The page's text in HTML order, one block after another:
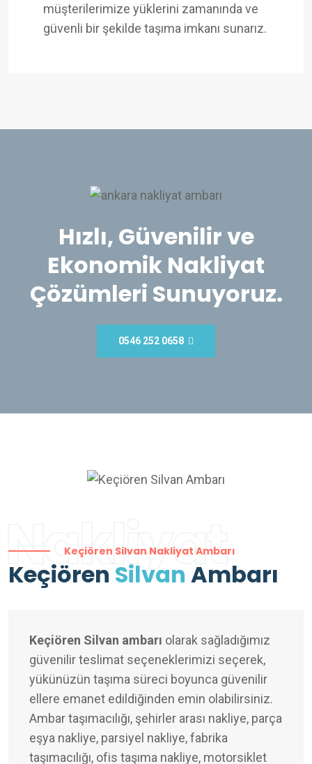
müşterilerimize yüklerini zamanında ve
güvenli bir şekilde taşıma imkanı sunarız.
Hızlı, Güvenilir ve
Ekonomik Nakliyat
Çözümleri Sunuyoruz.
0546 252 0658
Nakliyat
Keçiören Silvan Nakliyat Ambarı
Keçiören Silvan Ambarı
Keçiören Silvan ambarı olarak sağladığımız
güvenilir teslimat seçeneklerimizi seçerek,
yükünüzün taşıma süreci boyunca güvenilir
ellere emanet edildiğinden emin olabilirsiniz.
Ambar taşımacılığı, şehirler arası nakliye, parça
eşya nakliye, parsiyel nakliye, fabrika
taşımacılığı, ofis taşıma nakliye, motorsiklet